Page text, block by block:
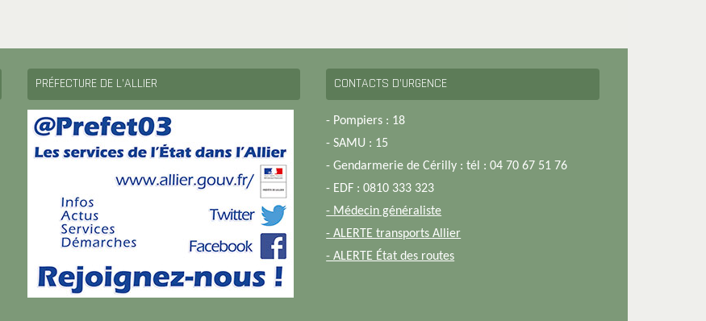
PRÉFECTURE DE L’ALLIER CONTACTS D’URGENCE
- Pompiers : 18
- SAMU : 15
- Gendarmerie de Cérilly : tél : 04 70 67 51 76
- EDF : 0810 333 323
- Médecin généraliste
- ALERTE transports Allier
- ALERTE État des routes